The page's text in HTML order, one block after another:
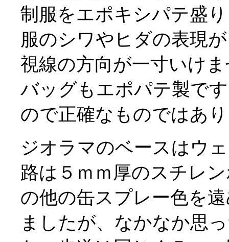
制服をエポキシパテ盛
服のシワやヒダの表現
視線の方向が一寸いけ
バッグもエポパテ製で
ので正確なものではあ
ジオラマのベースはウ
路は５ｍｍ厚のスチレ
の他の缶スプレー色を
ましたが、なかなか思